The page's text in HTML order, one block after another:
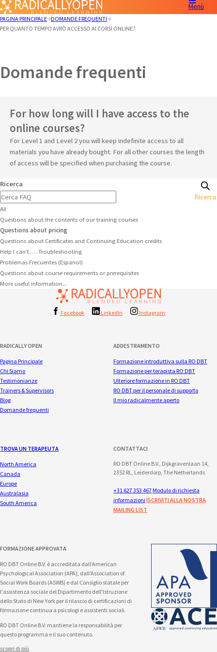
Menù
PAGINA PRINCIPALE DOMANDE FREQUENTI
PER QUANTO TEMPO AVRÒ ACCESSO AI CORSI ONLINE?
Domande frequenti
For how long will I have access to the
online courses?
For Level 1 and Level 2 you will keep indefinite access to all
materials you have already bought. For all other courses the length
of access will be specified when purchasing the course.
Ricerca
Ricerca
All
Questions about the contents of our training courses
Questions about pricing
Questions about Certificates and Continuing Education credits
Help I can’t…. Troubleshooting
Problemas Frecuentes (Espanol)
Questions about course requirements or prerequisites
More useful information...
Facebook LinkedIn Instagram
RADICALLY OPEN
Pagina Principale
Chi Siamo
Testimonianze
Trainers & Supervisors
Blog
Domande frequenti
ADDESTRAMENTO
Formazione introduttiva sulla RO DBT
Formazione per terapista RO DBT
Ulteriore formazione in RO DBT
RO DBT per il personale di supporto
Il mio radicalmente aperto
TROVA UN TERAPEUTA
North America
Canada
Europe
Australasia
South America
CONTATTACI
RO DBT Online B.V., Dijkgravenlaan 14,
2352 RL, Leiderdorp, The Netherlands
+31 627 353 467 Modulo di richiesta
informazioni ISCRIVITI ALLA NOSTRA
MAILING LIST
FORMAZIONE APPROVATA
RO DBT Online B.V. è accreditata dall'American
Psychological Association (APA), dall'Association of
Social Work Boards (ASWB) e dal Consiglio statale per
l'assistenza sociale del Dipartimento dell'Istruzione
dello Stato di New York per il rilascio di certificazioni di
formazione continua a psicologi e assistenti sociali.
RO DBT Online B.V. mantiene la responsabilità per
questo programma e il suo contenuto.
scopri di più